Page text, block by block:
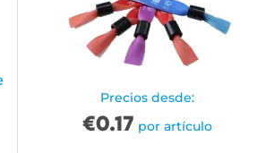
Precios desde:
€0.17 por artículo